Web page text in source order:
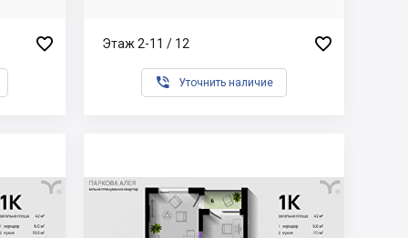
 Этаж 2-11 / 12 
 Уточнить наличие